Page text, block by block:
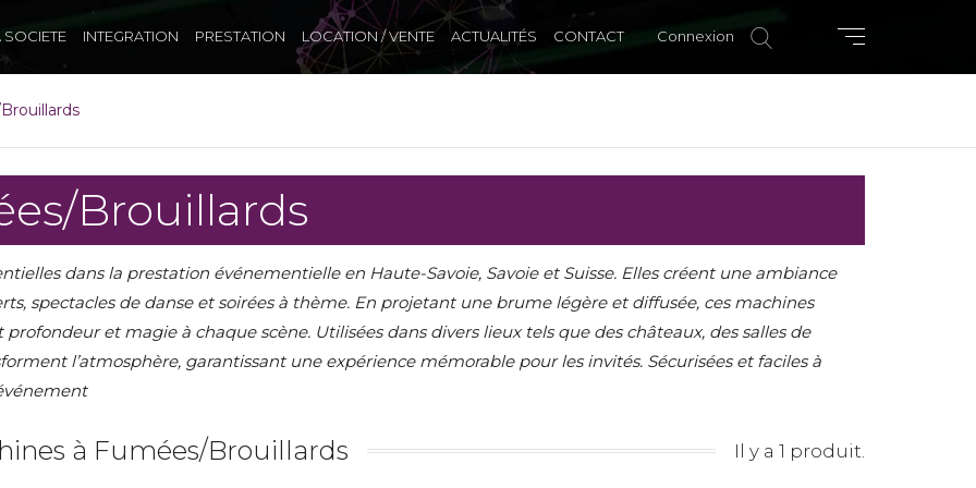
SOCIETE INTEGRATION PRESTATION LOCATION / VENTE ACTUALITÉS CONTACT Connexion
Brouillards
dans la prestation événementielle en Haute-Savoie, Savoie et Suisse. Elles créent une ambiance
spectacles de danse et soirées à thème. En projetant une brume légère et diffusée, ces machines
et magie à chaque scène. Utilisées dans divers lieux tels que des châteaux, des salles de
l’atmosphère, garantissant une expérience mémorable pour les invités. Sécurisées et faciles à
à Fumées/Brouillards Il y a 1 produit.